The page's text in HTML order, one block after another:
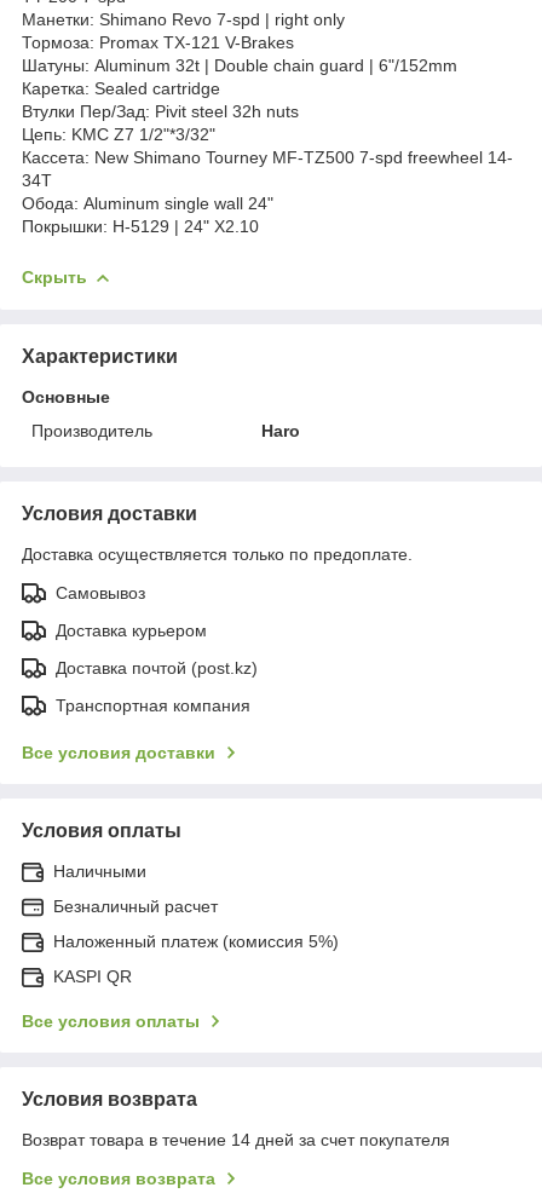
Манетки: Shimano Revo 7-spd | right only
Тормоза: Promax TX-121 V-Brakes
Шатуны: Aluminum 32t | Double chain guard | 6"/152mm
Каретка: Sealed cartridge
Втулки Пер/Зад: Pivit steel 32h nuts
Цепь: KMC Z7 1/2"*3/32"
Кассета: New Shimano Tourney MF-TZ500 7-spd freewheel 14-
34T
Обода: Aluminum single wall 24"
Покрышки: H-5129 | 24" X2.10
Скрыть
Характеристики
Основные
Производитель
Haro
Условия доставки
Доставка осуществляется только по предоплате.
Самовывоз
Доставка курьером
Доставка почтой (post.kz)
Транспортная компания
Все условия доставки
Условия оплаты
Наличными
Безналичный расчет
Наложенный платеж (комиссия 5%)
KASPI QR
Все условия оплаты
Условия возврата
Возврат товара в течение 14 дней за счет покупателя
Все условия возврата